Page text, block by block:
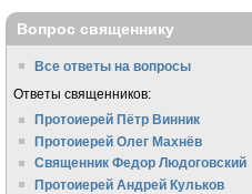
Вопрос священнику
Все ответы на вопросы
Ответы священников:
Протоиерей Пётр Винник
Протоиерей Олег Махнёв
Священник Федор Людоговский
Протоиерей Андрей Кульков